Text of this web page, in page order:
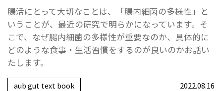
腸活にとって大切なことは、「腸内細菌の多様性」と
いうことが、最近の研究で明らかになっています。そ
こで、なぜ腸内細菌の多様性が重要なのか、具体的に
どのような食事・生活習慣をするのが良いのかお話い
たします。
aub gut text book 2022.08.16